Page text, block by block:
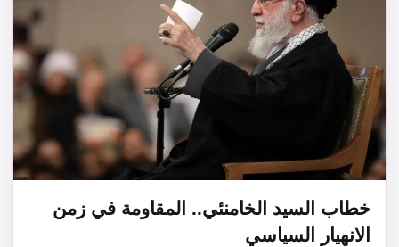
خطاب السيد الخامنئي.. المقاومة في زمن
الانهيار السياسي